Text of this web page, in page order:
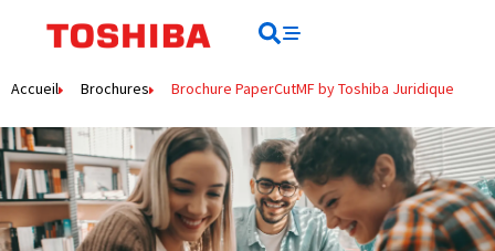
Accueil Brochures Brochure PaperCutMF by Toshiba Juridique